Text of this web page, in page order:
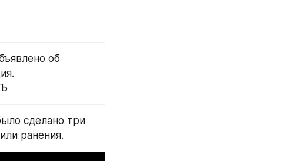
об
сделано три
ранения.